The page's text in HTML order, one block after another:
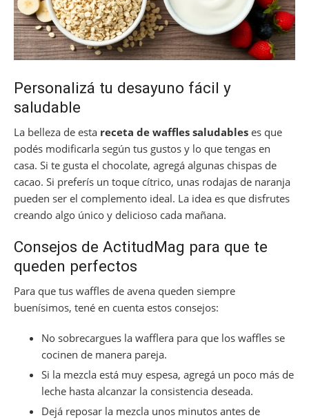
Personalizá tu desayuno fácil y
saludable
La belleza de esta receta de waffles saludables es que
podés modificarla según tus gustos y lo que tengas en
casa. Si te gusta el chocolate, agregá algunas chispas de
cacao. Si preferís un toque cítrico, unas rodajas de naranja
pueden ser el complemento ideal. La idea es que disfrutes
creando algo único y delicioso cada mañana.
Consejos de ActitudMag para que te
queden perfectos
Para que tus waffles de avena queden siempre
buenísimos, tené en cuenta estos consejos:
No sobrecargues la wafflera para que los waffles se
cocinen de manera pareja.
Si la mezcla está muy espesa, agregá un poco más de
leche hasta alcanzar la consistencia deseada.
Dejá reposar la mezcla unos minutos antes de